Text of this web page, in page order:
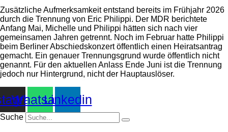
Zusätzliche Aufmerksamkeit entstand bereits im Frühjahr 2026
durch die Trennung von Eric Philippi. Der MDR berichtete
Anfang Mai, Michelle und Philippi hätten sich nach vier
gemeinsamen Jahren getrennt. Noch im Februar hatte Philippi
beim Berliner Abschiedskonzert öffentlich einen Heiratsantrag
gemacht. Ein genauer Trennungsgrund wurde öffentlich nicht
genannt. Für den aktuellen Anlass Ende Juni ist die Trennung
jedoch nur Hintergrund, nicht der Hauptauslöser.
Whatsapp
Linkedin
Suche